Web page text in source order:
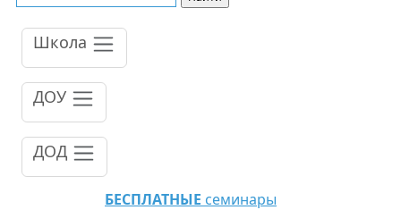
Школа
ДОУ
ДОД
БЕСПЛАТНЫЕ семинары